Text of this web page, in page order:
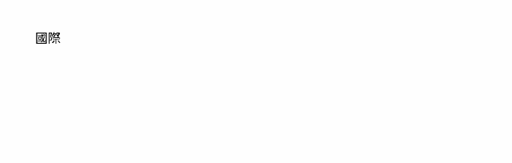
國際